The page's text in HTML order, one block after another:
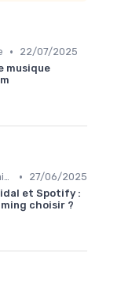
•
22/07/2025
musique
Plateformes de streaming •
27/06/2025
et Spotify :
choisir ?